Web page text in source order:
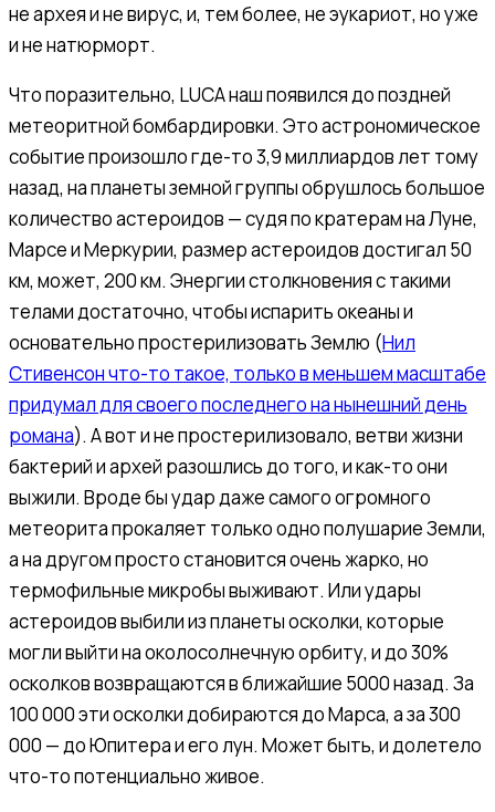
не архея и не вирус, и, тем более, не эукариот, но уже
и не натюрморт.
Что поразительно, LUCA наш появился до поздней
метеоритной бомбардировки. Это астрономическое
событие произошло где-то 3,9 миллиардов лет тому
назад, на планеты земной группы обрушлось большое
количество астероидов — судя по кратерам на Луне,
Марсе и Меркурии, размер астероидов достигал 50
км, может, 200 км. Энергии столкновения с такими
телами достаточно, чтобы испарить океаны и
основательно простерилизовать Землю (Нил
Стивенсон что-то такое, только в меньшем масштабе
придумал для своего последнего на нынешний день
романа). А вот и не простерилизовало, ветви жизни
бактерий и архей разошлись до того, и как-то они
выжили. Вроде бы удар даже самого огромного
метеорита прокаляет только одно полушарие Земли,
а на другом просто становится очень жарко, но
термофильные микробы выживают. Или удары
астероидов выбили из планеты осколки, которые
могли выйти на околосолнечную орбиту, и до 30%
осколков возвращаются в ближайшие 5000 назад. За
100 000 эти осколки добираются до Марса, а за 300
000 — до Юпитера и его лун. Может быть, и долетело
что-то потенциально живое.